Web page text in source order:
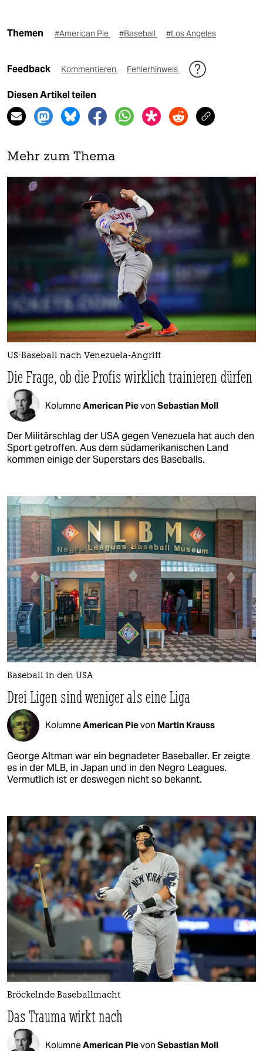
Themen #American Pie #Baseball #Los Angeles
Feedback Kommentieren Fehlerhinweis
Diesen Artikel teilen
Mehr zum Thema
US-Baseball nach Venezuela-Angriff
Die Frage, ob die Profis wirklich trainieren dürfen
KolumneAmerican Pievon Sebastian Moll
Der Militärschlag der USA gegen Venezuela hat auch den
Sport getroffen. Aus dem südamerikanischen Land
kommen einige der Superstars des Baseballs.
Baseball in den USA
Drei Ligen sind weniger als eine Liga
KolumneAmerican Pievon Martin Krauss
George Altman war ein begnadeter Baseballer. Er zeigte
es in der MLB, in Japan und in den Negro Leagues.
Vermutlich ist er deswegen nicht so bekannt.
Bröckelnde Baseballmacht
Das Trauma wirkt nach
KolumneAmerican Pievon Sebastian Moll